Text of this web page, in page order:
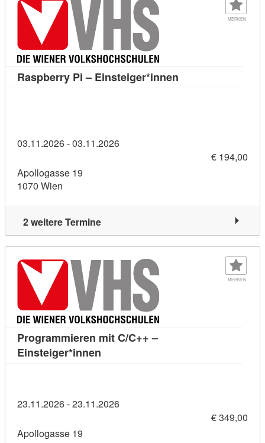
MERKEN
Raspberry Pi – Einsteiger*innen
03.11.2026 - 03.11.2026
€ 194,00
Apollogasse 19
1070 Wien
2 weitere Termine
MERKEN
Programmieren mit C/C++ –
Einsteiger*innen
23.11.2026 - 23.11.2026
€ 349,00
Apollogasse 19